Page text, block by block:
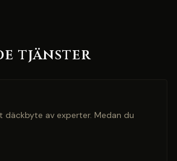
tjänster
av experter. Medan du